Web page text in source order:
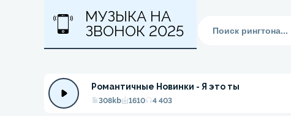
МУЗЫКА НА
ЗВОНОК 2025
Романтичные Новинки - Я это ты
308kb 1610 4 403